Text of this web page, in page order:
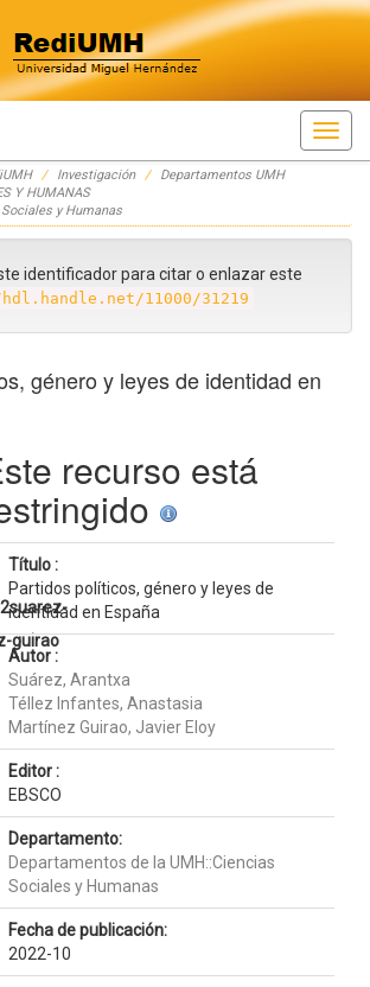
Investigación
Departamentos UMH
Y HUMANAS
y Humanas
identificador para citar o enlazar este
11000/31219
género y leyes de identidad en
guirao
recurso está
Título :
Partidos políticos, género y leyes de
identidad en España
Autor :
Suárez, Arantxa
Téllez Infantes, Anastasia
Martínez Guirao, Javier Eloy
Editor :
EBSCO
Departamento:
Departamentos de la UMH::Ciencias
Sociales y Humanas
Fecha de publicación:
2022-10